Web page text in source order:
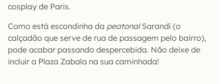
cosplay de Paris.
Como está escondinha da peatonalSarandí (o
calçadão que serve de rua de passagem pelo bairro),
pode acabar passando despercebida. Não deixe de
incluir a Plaza Zabala na sua caminhada!